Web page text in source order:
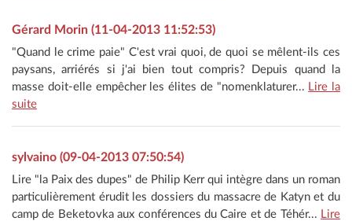
Gérard Morin (11-04-2013 11:52:53)
"Quand le crime paie" C'est vrai quoi, de quoi se mêlent-ils ces
paysans, arriérés si j'ai bien tout compris? Depuis quand la
masse doit-elle empêcher les élites de "nomenklaturer... Lire la
suite
sylvaino (09-04-2013 07:50:54)
Lire "la Paix des dupes" de Philip Kerr qui intègre dans un roman
particulièrement érudit les dossiers du massacre de Katyn et du
camp de Beketovka aux conférences du Caire et de Téhér... Lire